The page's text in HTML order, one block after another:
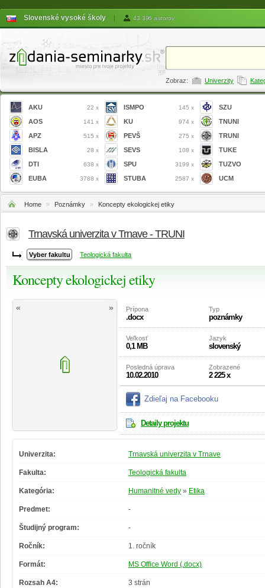
Slovenské vysoké školy | 43 396 autorov
Zobraz: Univerzity
AKU 22 x
AOS 141 x
APZ 515 x
BISLA 28 x
DTI 638 x
EUBA 3788 x
ISMPO 145 x
KU 974 x
PEVŠ 275 x
SEVS 108 x
SPU 3199 x
STUBA 2587 x
SZU
TNUNI
TRUNI
TUKE
TUZVO
UCM
Home » Poznámky » Koncepty ekologickej etiky
Trnavská univerzita v Trnave - TRUNI
Teologická fakulta
Koncepty ekologickej etiky
« » Prípona
.docx
Typ
poznámky
Veľkosť
0,1 MB
Jazyk
slovenský
Posledná úprava
10.02.2010
Zobrazené
2 225 x
Zdieľaj na Facebooku
Detaily projektu
Univerzita: Trnavská univerzita v Trnave
Fakulta: Teologická fakulta
Kategória: Humanitné vedy » Etika
Predmet: -
Študijný program: -
Ročník: 1. ročník
Formát: MS Office Word (.docx)
Rozsah A4: 3 strán